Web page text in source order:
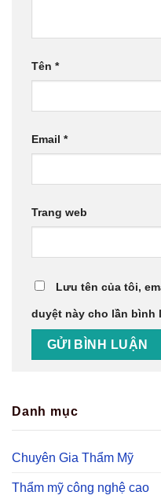
Tên *
Email *
Trang web
Lưu tên của tôi,
duyệt này cho lần bình
Danh mục
Chuyên Gia Thẩm Mỹ
Thẩm mỹ công nghệ cao